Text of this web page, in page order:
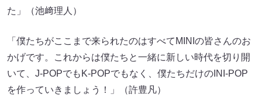
た」（池﨑理人）
「僕たちがここまで来られたのはすべてMINIの皆さんのお
かげです。これからは僕たちと一緒に新しい時代を切り開
いて、J-POPでもK-POPでもなく、僕たちだけのINI-POP
を作っていきましょう！」（許豊凡）